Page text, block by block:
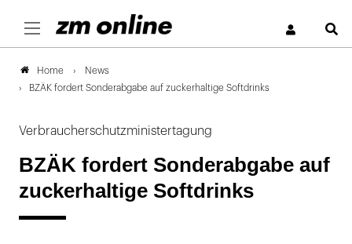
Home
News
BZÄK fordert Sonderabgabe auf zuckerhaltige Softdrinks
Verbraucherschutzministertagung
BZÄK fordert Sonderabgabe auf
zuckerhaltige Softdrinks